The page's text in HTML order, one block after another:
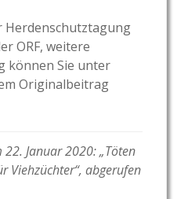
Herdenschutztagung
ORF, weitere
können Sie unter
Originalbeitrag
Januar 2020: „Töten
Viehzüchter“, abgerufen